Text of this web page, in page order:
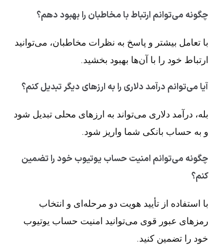
چگونه می‌توانم ارتباط با مخاطبان را بهبود دهم؟
با تعامل بیشتر و پاسخ به نظرات مخاطبان، می‌توانید
ارتباط خود را با آن‌ها بهبود بخشید.
آیا می‌توانم درآمد دلاری را به ارزهای دیگر تبدیل کنم؟
بله، درآمد دلاری می‌تواند به ارزهای محلی تبدیل شود
و به حساب بانکی شما واریز شود.
چگونه می‌توانم امنیت حساب یوتیوب خود را تضمین
کنم؟
با استفاده از تأیید هویت دو مرحله‌ای و انتخاب
رمزهای عبور قوی می‌توانید امنیت حساب یوتیوب
خود را تضمین کنید.